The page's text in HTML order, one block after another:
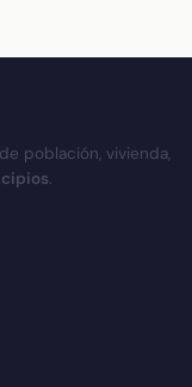
población, vivienda,
.